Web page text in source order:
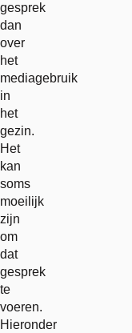
gesprek
dan
over
het
mediagebruik
in
het
gezin.
Het
kan
soms
moeilijk
zijn
om
dat
gesprek
te
voeren.
Hieronder